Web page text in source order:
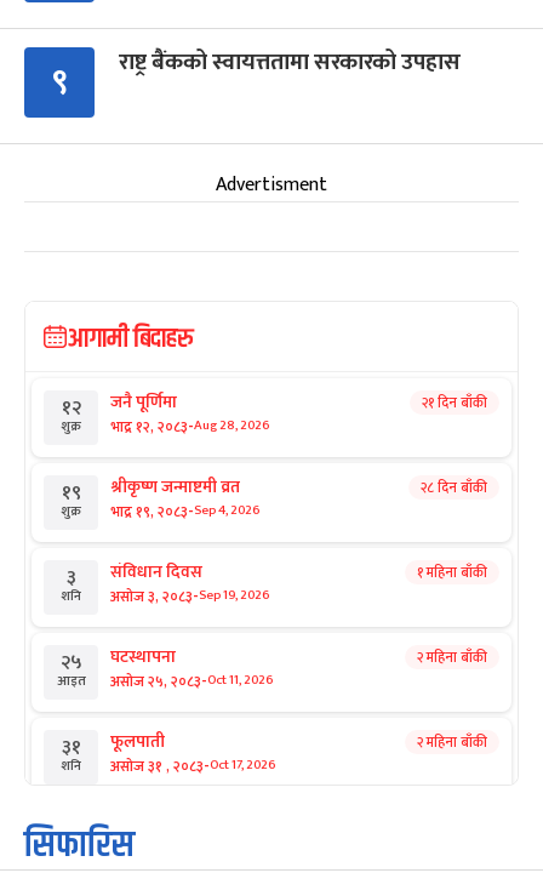
९ राष्ट्र बैंकको स्वायत्ततामा सरकारको उपहास
Advertisment
आगामी बिदाहरु
१२
शुक्र
जनै पूर्णिमा
भाद्र १२, २०८३-Aug 28, 2026
२१ दिन बाँकी
१९
शुक्र
श्रीकृष्ण जन्माष्टमी व्रत
भाद्र १९, २०८३-Sep 4, 2026
२८ दिन बाँकी
३
शनि
संविधान दिवस
असोज ३, २०८३-Sep 19, 2026
१ महिना बाँकी
२५
आइत
घटस्थापना
असोज २५, २०८३-Oct 11, 2026
२ महिना बाँकी
३१
शनि
फूलपाती
असोज ३१ , २०८३-Oct 17, 2026
२ महिना बाँकी
१
आइत
कार्तिक सङ्क्रान्ति
कार्तिक १, २०८३
सिफारिस